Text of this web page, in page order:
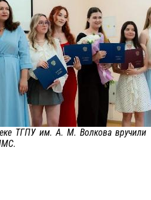
ТГПУ им. А. М. Волкова вручили